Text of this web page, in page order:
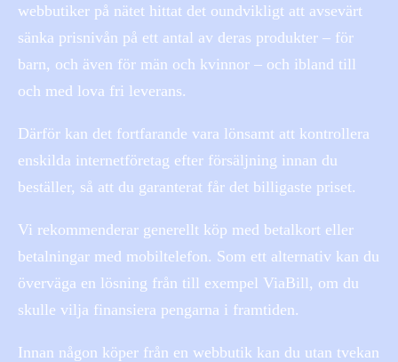
webbutiker på nätet hittat det oundvikligt att avsevärt
sänka prisnivån på ett antal av deras produkter – för
barn, och även för män och kvinnor – och ibland till
och med lova fri leverans.
Därför kan det fortfarande vara lönsamt att kontrollera
enskilda internetföretag efter försäljning innan du
beställer, så att du garanterat får det billigaste priset.
Vi rekommenderar generellt köp med betalkort eller
betalningar med mobiltelefon. Som ett alternativ kan du
överväga en lösning från till exempel ViaBill, om du
skulle vilja finansiera pengarna i framtiden.
Innan någon köper från en webbutik kan du utan tvekan